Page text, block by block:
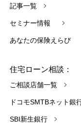
記事一覧
セミナー情報
あなたの保険えらび
住宅ローン相談：
ご相談店舗一覧
ドコモSMTBネット銀
SBI新生銀行